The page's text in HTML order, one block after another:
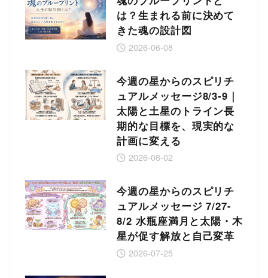
は？生まれる前に決めて
きた魂の設計図
2026-06-08
今週の星からのスピリチ
ュアルメッセージ8/3-9｜
太陽と土星のトライン長
期的な目標を、現実的な
計画に変える
2026-08-02
今週の星からのスピリチ
ュアルメッセージ 7/27-
8/2 水瓶座満月と太陽・木
星が促す解放と自己変革
2026-07-25